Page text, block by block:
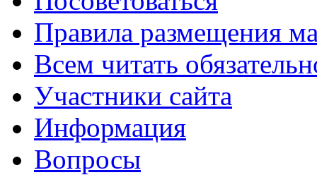
Правила размещения
Всем читать
Участники сайта
Информация
Вопросы